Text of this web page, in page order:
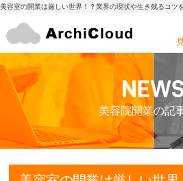
美容室の開業は厳しい世界！？業界の現状や生き残るコツ
美容院開業の記